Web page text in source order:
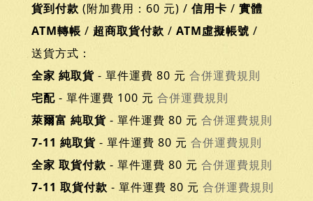
貨到付款 (附加費用：60 元) / 信用卡 / 實體
ATM轉帳 / 超商取貨付款 / ATM虛擬帳號 /
送貨方式：
全家 純取貨 - 單件運費 80 元 合併運費規則
宅配 - 單件運費 100 元 合併運費規則
萊爾富 純取貨 - 單件運費 80 元 合併運費規則
7-11 純取貨 - 單件運費 80 元 合併運費規則
全家 取貨付款 - 單件運費 80 元 合併運費規則
7-11 取貨付款 - 單件運費 80 元 合併運費規則